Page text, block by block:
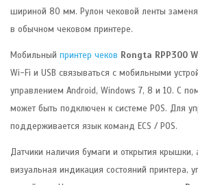
шириной 80 мм. Рулон чековой ленты
в обычном чековом принтере.
Мобильный принтер чеков Rongta RPP300
Wi-Fi и USB связываться с мобильными
управлением Android, Windows 7, 8 и 10. С
может быть подключен к системе POS. Для
поддерживается язык команд ECS / POS.
Датчики наличия бумаги и открытия крышки,
визуальная индикация состояний принтера,